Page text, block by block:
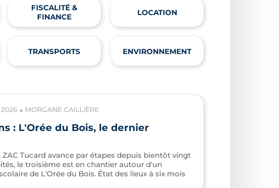
FISCALITÉ &
FINANCE
LOCATION
TRANSPORTS ENVIRONNEMENT
MORGANE CAILLIÈRE
: L'Orée du Bois, le dernier
Tucard avance par étapes depuis bientôt vingt
le troisième est en chantier autour d'un
de L'Orée du Bois. État des lieux à six mois